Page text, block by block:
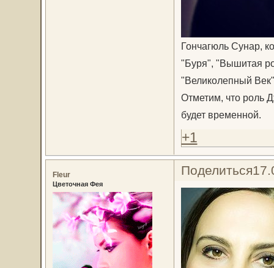
Гончагюль Сунар,
"Буря", "Вышитая
"Великолепный
Отметим, что роль
будет временной.
+1
Поделиться
Fleur
Цветочная Фея